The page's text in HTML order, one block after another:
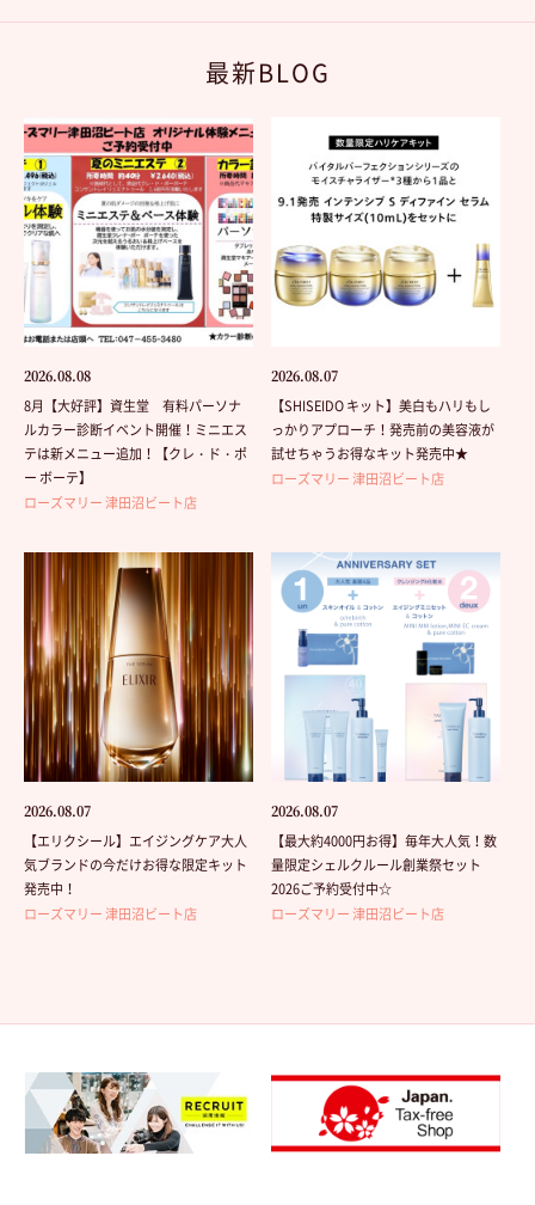
最新BLOG
2026.08.08
8月【大好評】資生堂 有料パーソナ
ルカラー診断イベント開催！ミニエス
テは新メニュー追加！【クレ・ド・ポ
ー ボーテ】
ローズマリー 津田沼ビート店
2026.08.07
【SHISEIDO キット】美白もハリもし
っかりアプローチ！発売前の美容液が
試せちゃうお得なキット発売中★
ローズマリー 津田沼ビート店
2026.08.07
【エリクシール】エイジングケア大人
気ブランドの今だけお得な限定キット
発売中！
ローズマリー 津田沼ビート店
2026.08.07
【最大約4000円お得】毎年大人気！数
量限定シェルクルール創業祭セット
2026ご予約受付中☆
ローズマリー 津田沼ビート店